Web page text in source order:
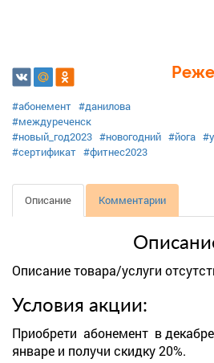
#абонемент #данилова
#междуреченск
#новый_год2023 #новогодний #йога
#сертификат #фитнес2023
Описание Комментарии
Описание товара/услуги
Условия акции:
Приобрети абонемент в
январе и получи скидку 20%.